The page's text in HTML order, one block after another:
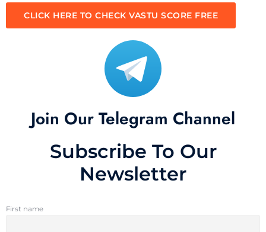
CLICK HERE TO CHECK VASTU SCORE FREE
Join Our Telegram Channel
Subscribe To Our
Newsletter
First name